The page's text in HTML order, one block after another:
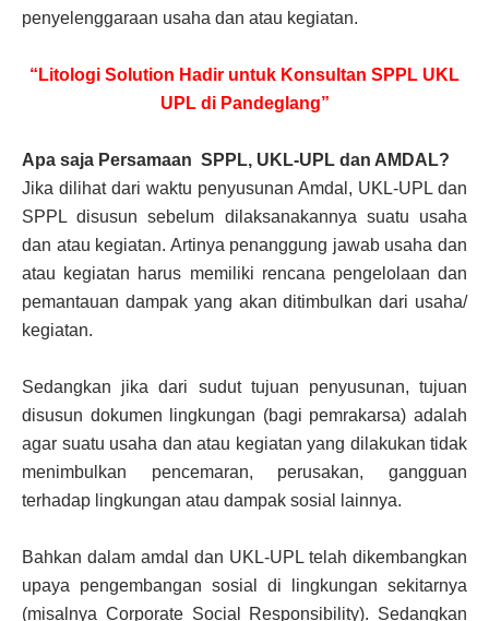
penyelenggaraan usaha dan atau kegiatan.
“Litologi Solution Hadir untuk Konsultan SPPL UKL
UPL di Pandeglang”
Apa saja Persamaan SPPL, UKL-UPL dan AMDAL?
Jika dilihat dari waktu penyusunan Amdal, UKL-UPL dan
SPPL disusun sebelum dilaksanakannya suatu usaha
dan atau kegiatan. Artinya penanggung jawab usaha dan
atau kegiatan harus memiliki rencana pengelolaan dan
pemantauan dampak yang akan ditimbulkan dari usaha/
kegiatan.
Sedangkan jika dari sudut tujuan penyusunan, tujuan
disusun dokumen lingkungan (bagi pemrakarsa) adalah
agar suatu usaha dan atau kegiatan yang dilakukan tidak
menimbulkan pencemaran, perusakan, gangguan
terhadap lingkungan atau dampak sosial lainnya.
Bahkan dalam amdal dan UKL-UPL telah dikembangkan
upaya pengembangan sosial di lingkungan sekitarnya
(misalnya Corporate Social Responsibility). Sedangkan